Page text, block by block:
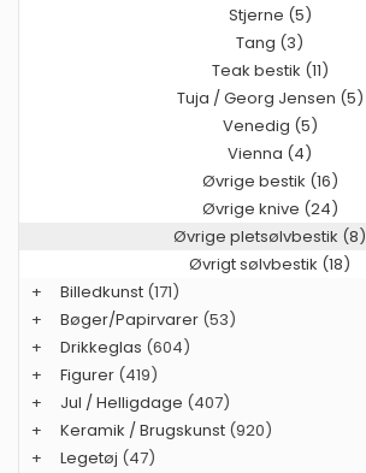
Stjerne (5)
Tang (3)
Teak bestik (11)
Tuja / Georg Jensen (5)
Venedig (5)
Vienna (4)
Øvrige bestik (16)
Øvrige knive (24)
Øvrige pletsølvbestik (8)
Øvrigt sølvbestik (18)
+
Billedkunst (171)
+
Bøger/Papirvarer (53)
+
Drikkeglas (604)
+
Figurer (419)
+
Jul / Helligdage (407)
+
Keramik / Brugskunst (920)
+
Legetøj (47)